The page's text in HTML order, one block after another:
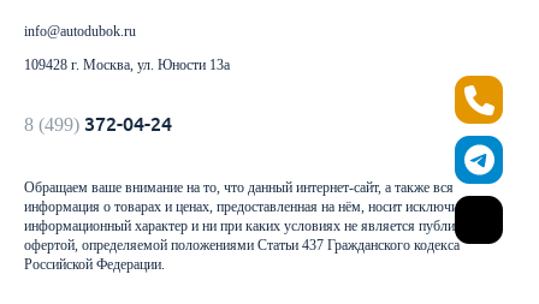
info@autodubok.ru
109428 г. Москва, ул. Юности 13а
8 (499) 372-04-24
Обращаем ваше внимание на то, что данный интернет-сайт, а также вся
информация о товарах и ценах, предоставленная на нём, носит исключительно
информационный характер и ни при каких условиях не является публичной
офертой, определяемой положениями Статьи 437 Гражданского кодекса
Российской Федерации.